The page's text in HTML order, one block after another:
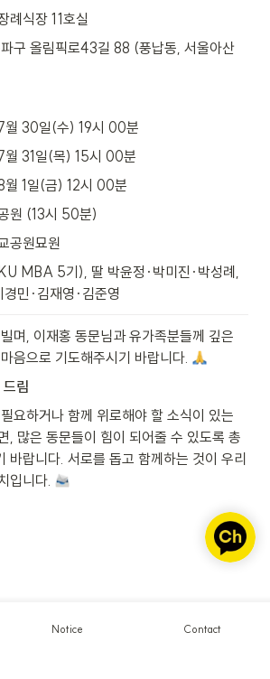
례식장 11호실
구 올림픽로43길 88 (풍납동, 서울아산
30일(수) 19시 00분
31일(목) 15시 00분
1일(금) 12시 00분
원 (13시 50분)
공원묘원
MBA 5기), 딸 박윤정·박미진·박성례,
민·김재영·김준영
며, 이재홍 동문님과 유가족분들께 깊은
음으로 기도해주시기 바랍니다.
림
요하거나 함께 위로해야 할 소식이 있는
, 많은 동문들이 힘이 되어줄 수 있도록 총
바랍니다. 서로를 돕고 함께하는 것이 우리
입니다.
Notice Contact